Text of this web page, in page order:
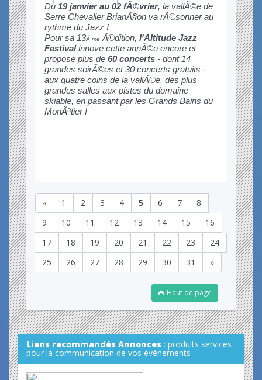
Du 19 janvier au 02 fÃ©vrier, la vallÃ©e de
Serre Chevalier BrianÃ§on va rÃ©sonner au
rythme du Jazz !
Pour sa 13Ã¨me Ã©dition, l'Altitude Jazz
Festival innove cette annÃ©e encore et
propose plus de 60 concerts - dont 14
grandes soirÃ©es et 30 concerts gratuits -
aux quatre coins de la vallÃ©e, des plus
grandes salles aux pistes du domaine
skiable, en passant par les Grands Bains du
MonÃªtier !
« 1 2 3 4 5 6 7
8
9
10 11 12 13 14 15
16
17
18 19 20 21 22 23
24
25
26 27 28 29 30 31 »
Haut de page
Liens recommandés Annonces : produits services
pour la communication de vos événements